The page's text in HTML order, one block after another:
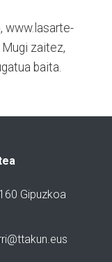
www.lasarte-
Mugi zaitez,
baita.
Gipuzkoa